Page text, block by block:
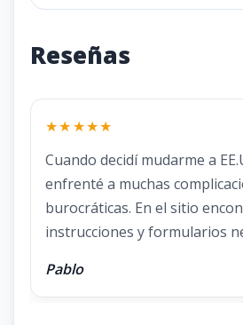
Reseñas
★★★★★
Cuando decidí mudarme a
enfrenté a muchas
burocráticas. En el sitio
instrucciones y formularios
Pablo